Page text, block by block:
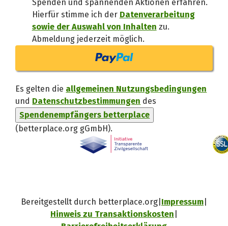
Spenden und spannenden Aktionen erfahren.
Hierfür stimme ich der Datenverarbeitung
sowie der Auswahl von Inhalten zu.
Abmeldung jederzeit möglich.
Es gelten die allgemeinen Nutzungsbedingungen
und Datenschutzbestimmungen des
Spendenempfängers betterplace
(betterplace.org gGmbH).
Bereitgestellt durch betterplace.org Impressum
Hinweis zu Transaktionskosten